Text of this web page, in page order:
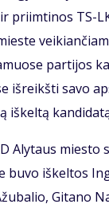
pri­im­ti­nos TS-
par­ti­jos
iš­reikš­ti sa­vo
iš­kel­tą
Aly­taus
bu­vo iš­kel­tos
Gi­ta­no